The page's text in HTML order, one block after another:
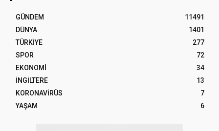
GÜNDEM
11491
DÜNYA
1401
TÜRKİYE
277
SPOR
72
EKONOMİ
34
İNGİLTERE
13
KORONAVİRÜS
7
YAŞAM
6